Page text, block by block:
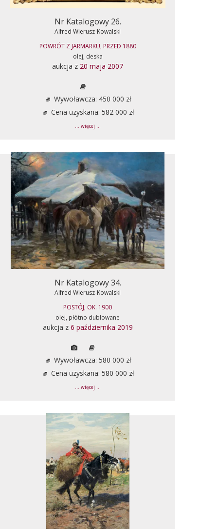
Nr Katalogowy 26.
Alfred Wierusz-Kowalski
POWRÓT Z JARMARKU, PRZED 1880
olej, deska
aukcja z 20 maja 2007
Wywoławcza: 450 000 zł
Cena uzyskana: 582 000 zł
... więcej ...
Nr Katalogowy 34.
Alfred Wierusz-Kowalski
POSTÓJ, OK. 1900
olej, płótno dublowane
aukcja z 6 października 2019
Wywoławcza: 580 000 zł
Cena uzyskana: 580 000 zł
... więcej ...